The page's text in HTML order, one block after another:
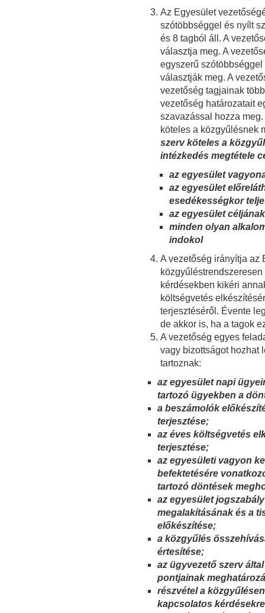
Az Egyesület
szótöbbséggel és nyílt
és 8 tagból áll. A
választja meg. A
egyszerű
választják meg. A
vezetőség tagjainak
vezetőség határozatait
szavazással hozza
köteles a közgyűlésnek
szerv köteles a
intézkedés megtétele
az egyesület
az egyesület
esedékességkor
az egyesület
minden olyan
indokol
A vezetőség irányítja az
kérdésekben kikéri
költségvetés
terjesztéséről. Évente
de akkor is, ha a tagok
A vezetőség egyes
vagy bizottságot hozhat
tartoznak:
az egyesület napi
tartozó ügyekben a
a beszámolók
terjesztése;
az éves költségvetés
terjesztése;
az egyesületi vagyon
befektetésére
tartozó döntések
az egyesület
megalakításának és a
előkészítése;
a közgyűlés
értesítése;
az ügyvezető szerv
pontjainak
részvétel a
kapcsolatos